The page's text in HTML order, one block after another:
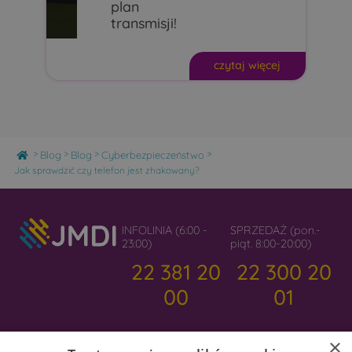
plan
transmisji!
czytaj więcej
Home
> Blog > Blog > Cyberbezpieczeństwo >
Jak sprawdzić czy telefon jest zhakowany?
INFOLINIA (6:00 -
23:00)
22 381 20
00
SPRZEDAŻ (pon.-
piąt. 8:00-20:00)
22 300 20
01